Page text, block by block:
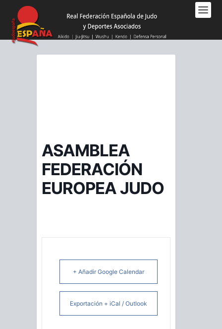
este
sitio
web
ASAMBLEA
FEDERACIÓN
EUROPEA JUDO
+ Añadir Google Calendar
Exportación + iCal / Outlook